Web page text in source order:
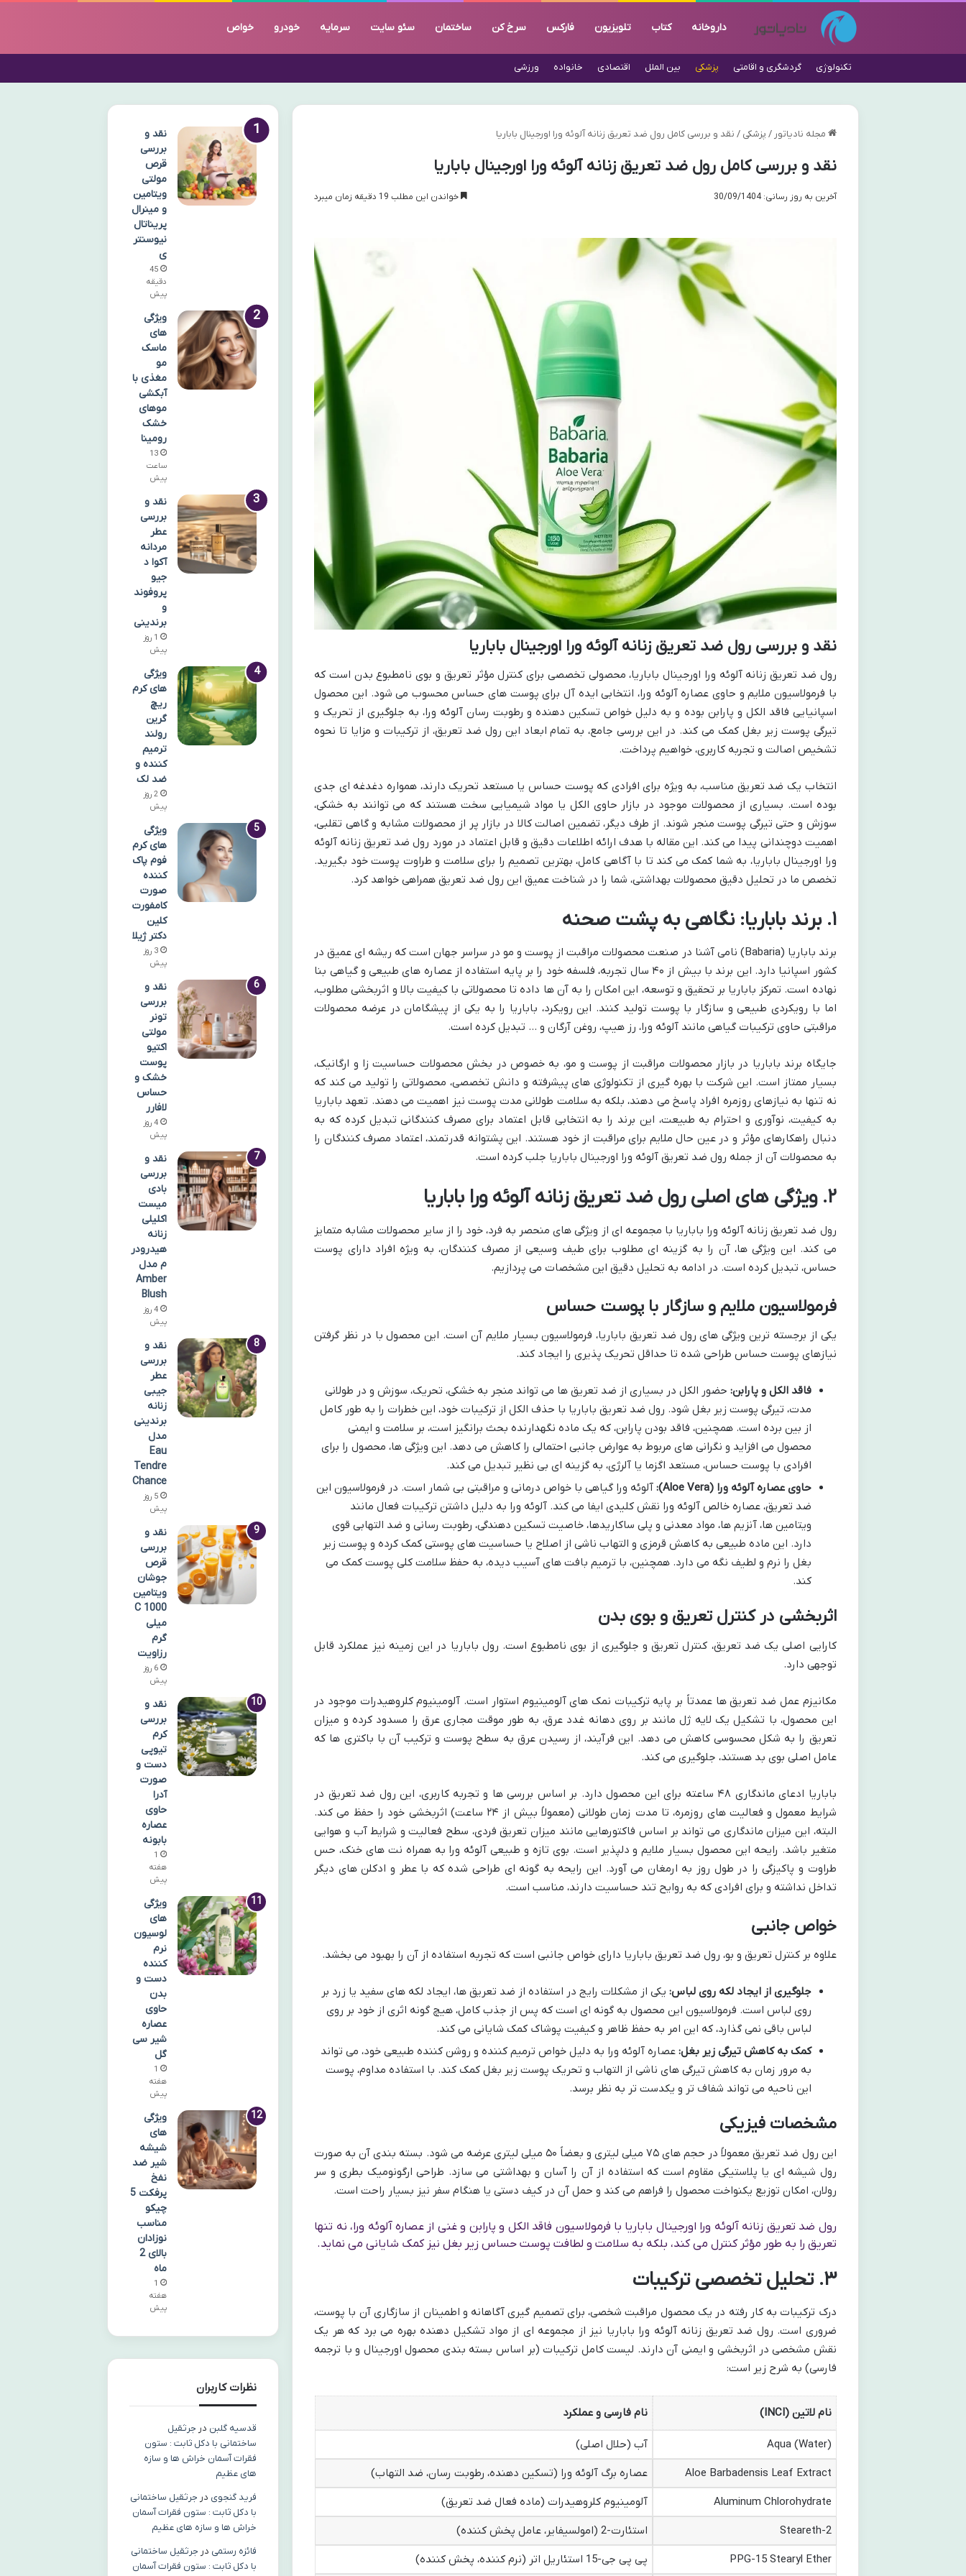
داروخانه کتاب تلویزیون فارکس سرخ کن ساختمان سئو سایت سرمایه خودرو خواص
تکنولوژی گردشگری و اقامتی پزشکی بین الملل اقتصادی خانواده ورزشی
مجله نادیاتور / پزشکی / نقد و بررسی کامل رول ضد تعریق زنانه آلوئه ورا اورجینال باباریا
نقد و بررسی کامل رول ضد تعریق زنانه آلوئه ورا اورجینال باباریا
آخرین به روز رسانی: 30/09/1404 خواندن این مطلب 19 دقیقه زمان میبرد
نقد و بررسی رول ضد تعریق زنانه آلوئه ورا اورجینال باباریا
رول ضد تعریق زنانه آلوئه ورا اورجینال باباریا، محصولی تخصصی برای کنترل مؤثر تعریق و بوی نامطبوع بدن است که
با فرمولاسیون ملایم و حاوی عصاره آلوئه ورا، انتخابی ایده آل برای پوست های حساس محسوب می شود. این محصول
اسپانیایی فاقد الکل و پارابن بوده و به دلیل خواص تسکین دهنده و رطوبت رسان آلوئه ورا، به جلوگیری از تحریک و
تیرگی پوست زیر بغل کمک می کند. در این بررسی جامع، به تمام ابعاد این رول ضد تعریق، از ترکیبات و مزایا تا نحوه
تشخیص اصالت و تجربه کاربری، خواهیم پرداخت.
انتخاب یک ضد تعریق مناسب، به ویژه برای افرادی که پوست حساس یا مستعد تحریک دارند، همواره دغدغه ای جدی
بوده است. بسیاری از محصولات موجود در بازار حاوی الکل یا مواد شیمیایی سخت هستند که می توانند به خشکی،
سوزش و حتی تیرگی پوست منجر شوند. از طرف دیگر، تضمین اصالت کالا در بازار پر از محصولات مشابه و گاهی تقلبی،
اهمیت دوچندانی پیدا می کند. این مقاله با هدف ارائه اطلاعات دقیق و قابل اعتماد در مورد رول ضد تعریق زنانه آلوئه
ورا اورجینال باباریا، به شما کمک می کند تا با آگاهی کامل، بهترین تصمیم را برای سلامت و طراوت پوست خود بگیرید.
تخصص ما در تحلیل دقیق محصولات بهداشتی، شما را در شناخت عمیق این رول ضد تعریق همراهی خواهد کرد.
۱. برند باباریا: نگاهی به پشت صحنه
برند باباریا (Babaria) نامی آشنا در صنعت محصولات مراقبت از پوست و مو در سراسر جهان است که ریشه ای عمیق در
کشور اسپانیا دارد. این برند با بیش از ۴۰ سال تجربه، فلسفه خود را بر پایه استفاده از عصاره های طبیعی و گیاهی بنا
نهاده است. تمرکز باباریا بر تحقیق و توسعه، این امکان را به آن ها داده تا محصولاتی با کیفیت بالا و اثربخشی مطلوب،
اما با رویکردی طبیعی و سازگار با پوست تولید کنند. این رویکرد، باباریا را به یکی از پیشگامان در عرضه محصولات
مراقبتی حاوی ترکیبات گیاهی مانند آلوئه ورا، رز هیپ، روغن آرگان و … تبدیل کرده است.
جایگاه برند باباریا در بازار محصولات مراقبت از پوست و مو، به خصوص در بخش محصولات حساسیت زا و ارگانیک،
بسیار ممتاز است. این شرکت با بهره گیری از تکنولوژی های پیشرفته و دانش تخصصی، محصولاتی را تولید می کند که
نه تنها به نیازهای روزمره افراد پاسخ می دهند، بلکه به سلامت طولانی مدت پوست نیز اهمیت می دهند. تعهد باباریا
به کیفیت، نوآوری و احترام به طبیعت، این برند را به انتخابی قابل اعتماد برای مصرف کنندگانی تبدیل کرده که به
دنبال راهکارهای مؤثر و در عین حال ملایم برای مراقبت از خود هستند. این پشتوانه قدرتمند، اعتماد مصرف کنندگان را
به محصولات آن از جمله رول ضد تعریق آلوئه ورا اورجینال باباریا جلب کرده است.
۲. ویژگی های اصلی رول ضد تعریق زنانه آلوئه ورا باباریا
رول ضد تعریق زنانه آلوئه ورا باباریا با مجموعه ای از ویژگی های منحصر به فرد، خود را از سایر محصولات مشابه متمایز
می کند. این ویژگی ها، آن را به گزینه ای مطلوب برای طیف وسیعی از مصرف کنندگان، به ویژه افراد دارای پوست
حساس، تبدیل کرده است. در ادامه به تحلیل دقیق این مشخصات می پردازیم.
فرمولاسیون ملایم و سازگار با پوست حساس
یکی از برجسته ترین ویژگی های رول ضد تعریق باباریا، فرمولاسیون بسیار ملایم آن است. این محصول با در نظر گرفتن
نیازهای پوست حساس طراحی شده تا حداقل تحریک پذیری را ایجاد کند.
فاقد الکل و پارابن: حضور الکل در بسیاری از ضد تعریق ها می تواند منجر به خشکی، تحریک، سوزش و در طولانی
مدت، تیرگی پوست زیر بغل شود. رول ضد تعریق باباریا با حذف الکل از ترکیبات خود، این خطرات را به طور کامل
از بین برده است. همچنین، فاقد بودن پارابن، که یک ماده نگهدارنده بحث برانگیز است، بر سلامت و ایمنی
محصول می افزاید و نگرانی های مربوط به عوارض جانبی احتمالی را کاهش می دهد. این ویژگی ها، محصول را برای
افرادی با پوست حساس، مستعد اگزما یا آلرژی، به گزینه ای بی نظیر تبدیل می کند.
حاوی عصاره آلوئه ورا (Aloe Vera):
آلوئه ورا گیاهی با خواص درمانی و مراقبتی بی شمار است. در فرمولاسیون این
ضد تعریق، عصاره خالص آلوئه ورا نقش کلیدی ایفا می کند. آلوئه ورا به دلیل داشتن ترکیبات فعال مانند
ویتامین ها، آنزیم ها، مواد معدنی و پلی ساکاریدها، خاصیت تسکین دهندگی، رطوبت رسانی و ضد التهابی قوی
دارد. این ماده طبیعی به کاهش قرمزی و التهاب ناشی از اصلاح یا حساسیت های پوستی کمک کرده و پوست زیر
بغل را نرم و لطیف نگه می دارد. همچنین، با ترمیم بافت های آسیب دیده، به حفظ سلامت کلی پوست کمک می
کند.
اثربخشی در کنترل تعریق و بوی بدن
کارایی اصلی یک ضد تعریق، کنترل تعریق و جلوگیری از بوی نامطبوع است. رول باباریا در این زمینه نیز عملکرد قابل
توجهی دارد.
مکانیزم عمل ضد تعریق ها عمدتاً بر پایه ترکیبات نمک های آلومینیوم استوار است. آلومینیوم کلروهیدرات موجود در
این محصول، با تشکیل یک لایه ژل مانند بر روی دهانه غدد عرق، به طور موقت مجاری عرق را مسدود کرده و میزان
تعریق را به شکل محسوسی کاهش می دهد. این فرآیند، از رسیدن عرق به سطح پوست و ترکیب آن با باکتری ها که
عامل اصلی بوی بد هستند، جلوگیری می کند.
باباریا ادعای ماندگاری ۴۸ ساعته برای این محصول دارد. بر اساس بررسی ها و تجربه کاربری، این رول ضد تعریق در
شرایط معمول و فعالیت های روزمره، تا مدت زمان طولانی (معمولاً بیش از ۲۴ ساعت) اثربخشی خود را حفظ می کند.
البته، این میزان ماندگاری می تواند بر اساس فاکتورهایی مانند میزان تعریق فردی، سطح فعالیت و شرایط آب و هوایی
متغیر باشد. رایحه این محصول بسیار ملایم و دلپذیر است. بوی تازه و طبیعی آلوئه ورا به همراه نت های خنک، حس
طراوت و پاکیزگی را در طول روز به ارمغان می آورد. این رایحه به گونه ای طراحی شده که با عطر و ادکلن های دیگر
تداخل نداشته و برای افرادی که به روایح تند حساسیت دارند، مناسب است.
خواص جانبی
علاوه بر کنترل تعریق و بو، رول ضد تعریق باباریا دارای خواص جانبی است که تجربه استفاده از آن را بهبود می بخشد.
جلوگیری از ایجاد لکه روی لباس: یکی از مشکلات رایج در استفاده از ضد تعریق ها، ایجاد لکه های سفید یا زرد بر
روی لباس است. فرمولاسیون این محصول به گونه ای است که پس از جذب کامل، هیچ گونه اثری از خود بر روی
لباس باقی نمی گذارد، که این امر به حفظ ظاهر و کیفیت پوشاک کمک شایانی می کند.
کمک به کاهش تیرگی زیر بغل: عصاره آلوئه ورا به دلیل خواص ترمیم کننده و روشن کننده طبیعی خود، می تواند
به مرور زمان به کاهش تیرگی های ناشی از التهاب و تحریک پوست زیر بغل کمک کند. با استفاده مداوم، پوست
این ناحیه می تواند شفاف تر و یکدست تر به نظر برسد.
مشخصات فیزیکی
این رول ضد تعریق معمولاً در حجم های ۷۵ میلی لیتری و بعضاً ۵۰ میلی لیتری عرضه می شود. بسته بندی آن به صورت
رول شیشه ای یا پلاستیکی مقاوم است که استفاده از آن را آسان و بهداشتی می سازد. طراحی ارگونومیک بطری و سر
رولان، امکان توزیع یکنواخت محصول را فراهم می کند و حمل آن در کیف دستی یا هنگام سفر نیز بسیار راحت است.
رول ضد تعریق زنانه آلوئه ورا اورجینال باباریا با فرمولاسیون فاقد الکل و پارابن و غنی از عصاره آلوئه ورا، نه تنها
تعریق را به طور مؤثر کنترل می کند، بلکه به سلامت و لطافت پوست حساس زیر بغل نیز کمک شایانی می نماید.
۳. تحلیل تخصصی ترکیبات
درک ترکیبات به کار رفته در یک محصول مراقبت شخصی، برای تصمیم گیری آگاهانه و اطمینان از سازگاری آن با پوست،
ضروری است. رول ضد تعریق زنانه آلوئه ورا باباریا نیز از مجموعه ای از مواد تشکیل دهنده بهره می برد که هر یک
نقش مشخصی در اثربخشی و ایمنی آن دارند. لیست کامل ترکیبات (بر اساس بسته بندی محصول اورجینال و با ترجمه
فارسی) به شرح زیر است:
نام لاتین (INCI) نام فارسی و عملکرد
Aqua (Water)
آب (حلال اصلی)
Aloe Barbadensis Leaf Extract
عصاره برگ آلوئه ورا (تسکین دهنده، رطوبت رسان، ضد التهاب)
Aluminum Chlorohydrate
آلومینیوم کلروهیدرات (ماده فعال ضد تعریق)
Steareth-2
استئارت-2 (امولسیفایر، عامل پخش کننده)
PPG-15 Stearyl Ether
پی پی جی-15 استئاریل اتر (نرم کننده، پخش کننده)
نقد و
بررسی
قرص
مولتی
ویتامین
و مینرال
پریناتال
نیوسنتر
ی
45
دقیقه
پیش
ویژگی
های
ماسک
مو
مغذی با
آبکشی
موهای
خشک
رومینا
13
ساعت
پیش
نقد و
بررسی
عطر
مردانه
آکوا د
جیو
پروفوند
و
برندینی
1 روز
پیش
ویژگی
های کرم
ریچ
گرین
رولند
ترمیم
کننده و
ضد لک
2 روز
پیش
ویژگی
های کرم
فوم پاک
کننده
صورت
کامفورت
کلین
دکتر ژیلا
3 روز
پیش
نقد و
بررسی
تونر
مولتی
اکتیو
پوست
خشک و
حساس
لافارر
4 روز
پیش
نقد و
بررسی
بادی
میست
اکلیلی
زنانه
هیدرودر
م مدل
Amber
Blush
4 روز
پیش
نقد و
بررسی
عطر
جیبی
زنانه
برندینی
مدل
Eau
Tendre
Chance
5 روز
پیش
نقد و
بررسی
قرص
جوشان
ویتامین
C 1000
میلی
گرم
رزاویت
6 روز
پیش
نقد و
بررسی
کرم
تیوپی
دست و
صورت
آدرا
حاوی
عصاره
بابونه
1
هفته
پیش
ویژگی
های
لوسیون
نرم
کننده
دست و
بدن
حاوی
عصاره
شیر سی
گل
1
هفته
پیش
ویژگی
های
شیشه
شیر ضد
نفخ
پرفکت 5
چیکو
مناسب
نوزادان
بالای 2
ماه
1
هفته
پیش
نظرات کاربران
قدسیه گلبن در جرثقیل
ساختمانی با دکل ثابت : ستون
فقرات آسمان خراش ها و سازه
های عظیم
فرید گنجوی در جرثقیل ساختمانی
با دکل ثابت : ستون فقرات آسمان
خراش ها و سازه های عظیم
فائزه رستمی در جرثقیل ساختمانی
با دکل ثابت : ستون فقرات آسمان